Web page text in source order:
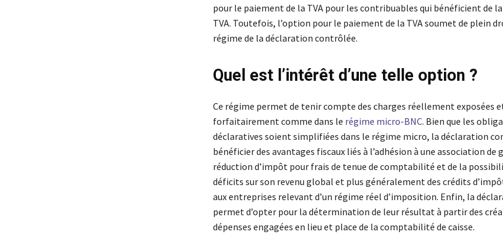
pour le paiement de la TVA pour les contribuables qui bénéficient de
TVA. Toutefois, l’option pour le paiement de la TVA soumet de plein
régime de la déclaration contrôlée.
Quel est l’intérêt d’une telle option ?
Ce régime permet de tenir compte des charges réellement exposées
forfaitairement comme dans le régime micro-BNC. Bien que les
déclaratives soient simplifiées dans le régime micro, la déclaration
bénéficier des avantages fiscaux liés à l’adhésion à une association de
réduction d’impôt pour frais de tenue de comptabilité et de la
déficits sur son revenu global et plus généralement des crédits
aux entreprises relevant d’un régime réel d’imposition. Enfin, la
permet d’opter pour la détermination de leur résultat à partir des
dépenses engagées en lieu et place de la comptabilité de caisse.